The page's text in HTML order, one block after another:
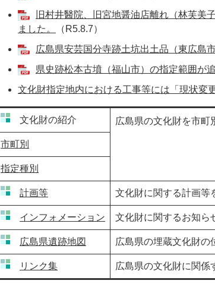
旧村井醫院、旧宮地醤油店離れ（林芙
ました。
（R5.8.7）
広島県安芸国分寺跡土坑出土品（東広島
県史跡松本古墳（福山市）の指定範囲が
文化財指定地内における工事等には「現状変
文化財の紹介 広島県の文化財を市町
市町別
指定種別
計画等 文化財に関する計画等
インフォメーション 文化財に関するお知ら
広島県遺跡地図 広島県の埋蔵文化財の
リンク集 広島県の文化財に関係